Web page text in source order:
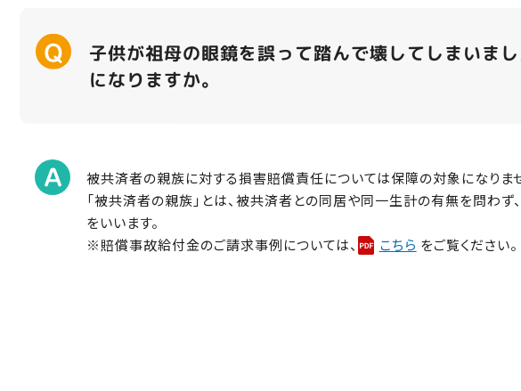
子供が祖母の眼鏡を誤って踏んで壊してしまいま
になりますか。
被共済者の親族に対する損害賠償責任については保障の対象になりま
「被共済者の親族」とは、被共済者との同居や同一生計の有無を問わ
をいいます。
※賠償事故給付金のご請求事例については、
こちら をご覧ください。